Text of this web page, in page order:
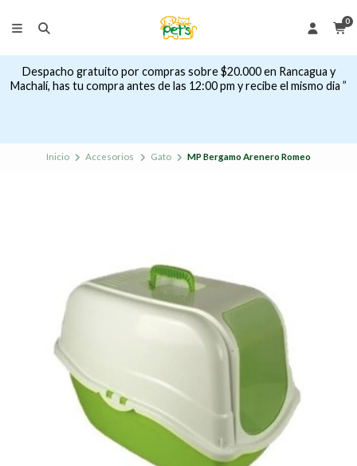
0
Despacho gratuito por compras sobre $20.000 en Rancagua y
Machalí, has tu compra antes de las 12:00 pm y recibe el mismo dia ”
Inicio Accesorios Gato MP Bergamo Arenero Romeo